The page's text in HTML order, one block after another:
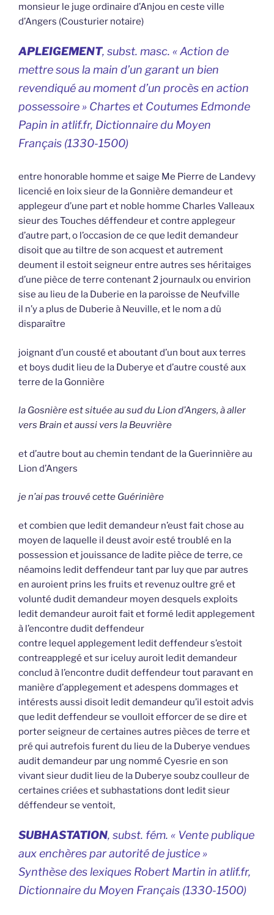
monsieur le juge ordinaire d’Anjou en ceste ville
d’Angers (Cousturier notaire)
APLEIGEMENT, subst. masc. « Action de
mettre sous la main d’un garant un bien
revendiqué au moment d’un procès en action
possessoire » Chartes et Coutumes Edmonde
Papin in atlif.fr, Dictionnaire du Moyen
Français (1330-1500)
entre honorable homme et saige Me Pierre de Landevy
licencié en loix sieur de la Gonnière demandeur et
applegeur d’une part et noble homme Charles Valleaux
sieur des Touches déffendeur et contre applegeur
d’autre part, o l’occasion de ce que ledit demandeur
disoit que au tiltre de son acquest et autrement
deument il estoit seigneur entre autres ses héritaiges
d’une pièce de terre contenant 2 journaulx ou envirion
sise au lieu de la Duberie en la paroisse de Neufville
il n’y a plus de Duberie à Neuville, et le nom a dû
disparaître
joignant d’un cousté et aboutant d’un bout aux terres
et boys dudit lieu de la Duberye et d’autre cousté aux
terre de la Gonnière
la Gosnière est située au sud du Lion d’Angers, à aller
vers Brain et aussi vers la Beuvrière
et d’autre bout au chemin tendant de la Guerinnière au
Lion d’Angers
je n’ai pas trouvé cette Guérinière
et combien que ledit demandeur n’eust fait chose au
moyen de laquelle il deust avoir esté troublé en la
possession et jouissance de ladite pièce de terre, ce
néamoins ledit deffendeur tant par luy que par autres
en auroient prins les fruits et revenuz oultre gré et
volunté dudit demandeur moyen desquels exploits
ledit demandeur auroit fait et formé ledit applegement
à l’encontre dudit deffendeur
contre lequel applegement ledit deffendeur s’estoit
contreapplegé et sur iceluy auroit ledit demandeur
conclud à l’encontre dudit deffendeur tout paravant en
manière d’applegement et adespens dommages et
intérests aussi disoit ledit demandeur qu’il estoit advis
que ledit deffendeur se voulloit efforcer de se dire et
porter seigneur de certaines autres pièces de terre et
pré qui autrefois furent du lieu de la Duberye vendues
audit demandeur par ung nommé Cyesrie en son
vivant sieur dudit lieu de la Duberye soubz coulleur de
certaines criées et subhastations dont ledit sieur
déffendeur se ventoit,
SUBHASTATION, subst. fém. « Vente publique
aux enchères par autorité de justice »
Synthèse des lexiques Robert Martin in atlif.fr,
Dictionnaire du Moyen Français (1330-1500)